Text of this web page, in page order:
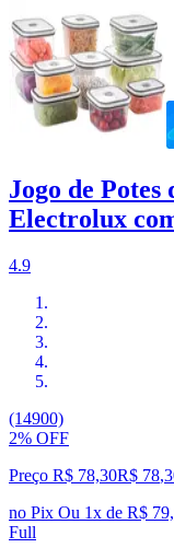
Jogo de
Electrolux
4.9
(14900)
2% OFF
Preço R$ 78,30R$ 78,
no Pix Ou 1x de R$
Full